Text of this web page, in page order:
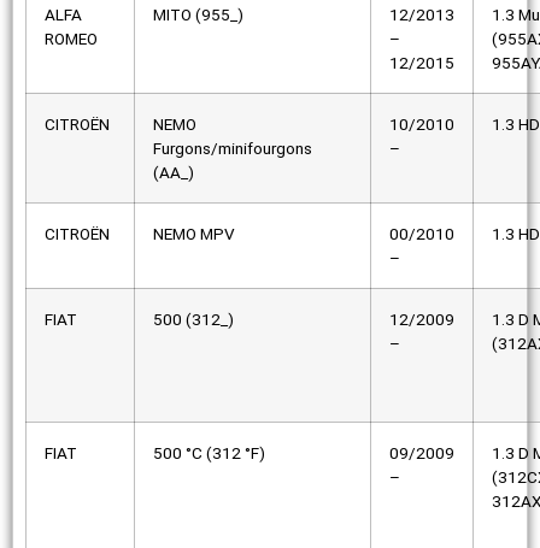
ALFA
ROMEO
MITO (955_)
12/2013
–
12/2015
1.3
CITROËN
NEMO
Furgons/minifourgons
(AA_)
10/2010
–
1.3
CITROËN NEMO MPV
00/2010
–
1.3
FIAT 500 (312_)
12/2009
–
1.3 D
FIAT 500 °C (312 °F)
09/2009
–
1.3 D